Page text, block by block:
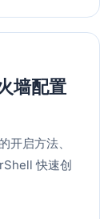
墙配置
启方法、
快速创